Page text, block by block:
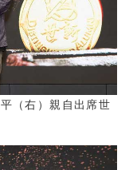
（右）親自出席世